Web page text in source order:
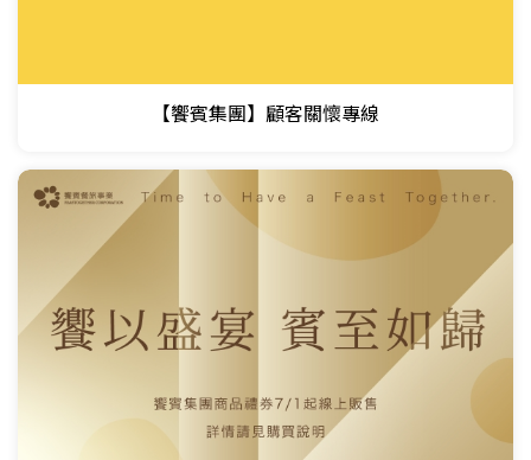
【饗賓集團】顧客關懷專線